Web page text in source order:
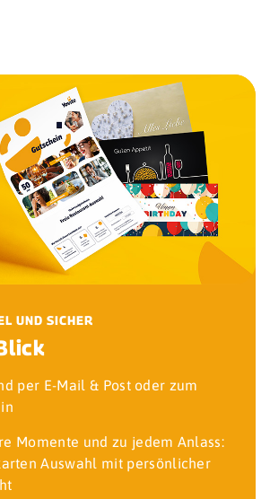
UND SICHER
per E-Mail & Post oder zum
Momente und zu jedem Anlass:
Auswahl mit persönlicher